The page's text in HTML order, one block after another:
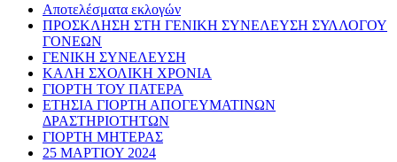
Αποτελέσματα εκλογών
ΠΡΟΣΚΛΗΣΗ ΣΤΗ ΓΕΝΙΚΗ ΣΥΝΕΛΕΥΣΗ ΣΥΛΛΟΓΟΥ
ΓΟΝΕΩΝ
ΓΕΝΙΚΗ ΣΥΝΕΛΕΥΣΗ
ΚΑΛΗ ΣΧΟΛΙΚΗ ΧΡΟΝΙΑ
ΓΙΟΡΤΗ ΤΟΥ ΠΑΤΕΡΑ
ΕΤΗΣΙΑ ΓΙΟΡΤΗ ΑΠΟΓΕΥΜΑΤΙΝΩΝ
ΔΡΑΣΤΗΡΙΟΤΗΤΩΝ
ΓΙΟΡΤΗ ΜΗΤΕΡΑΣ
25 ΜΑΡΤΙΟΥ 2024